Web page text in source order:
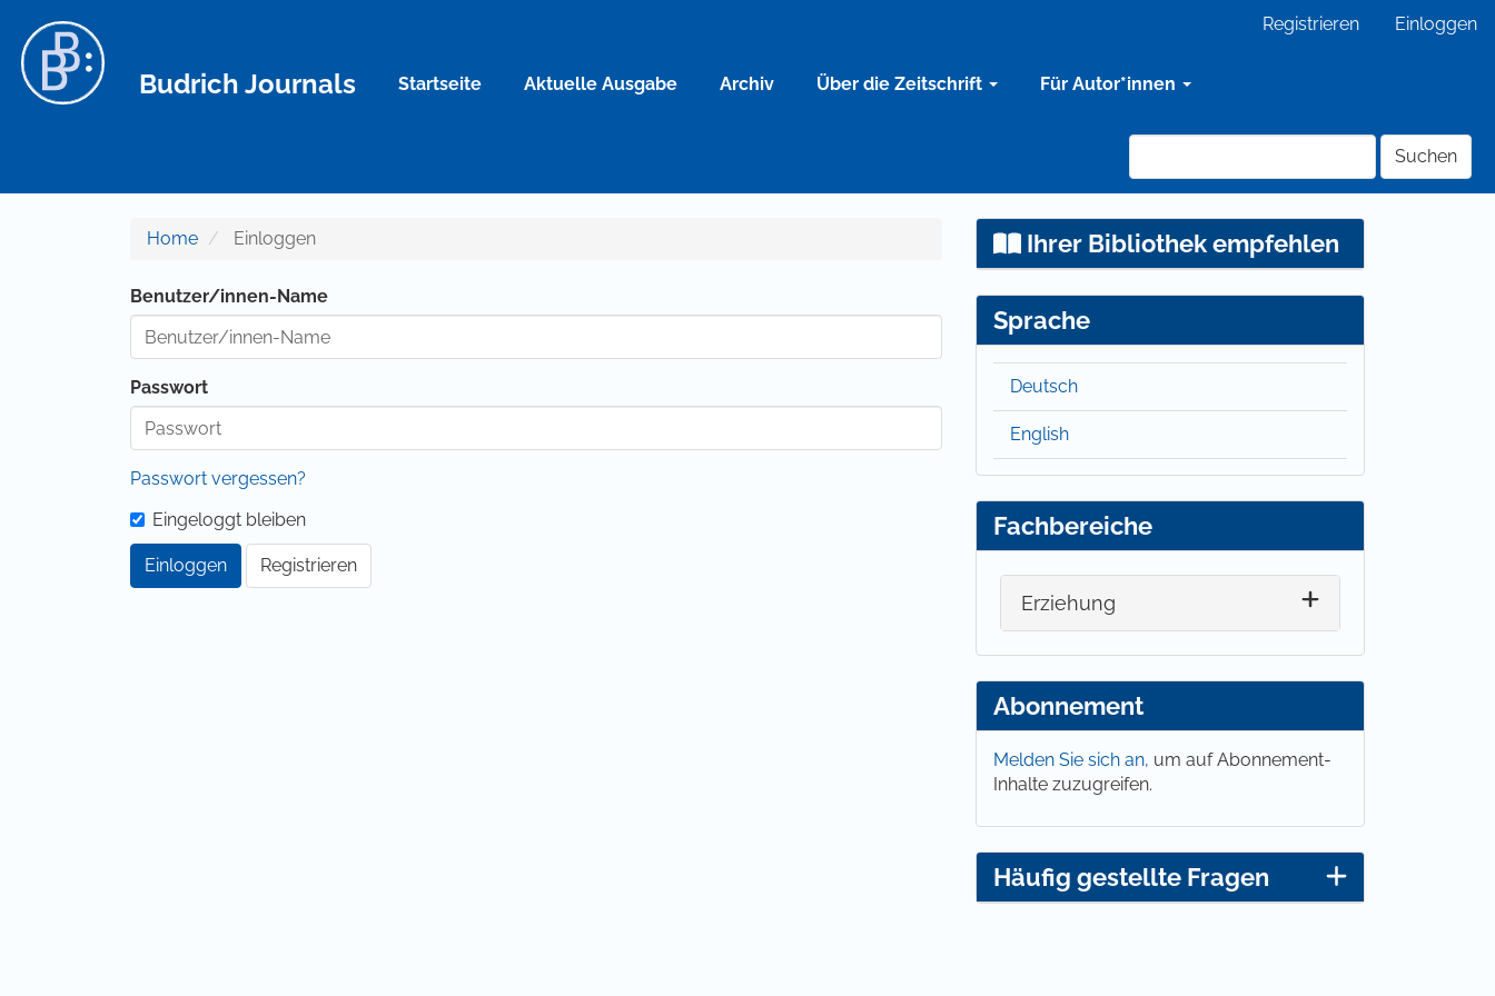
Hauptinhalt
Sidebar
Registrieren Einloggen
Budrich Journals Startseite Aktuelle Ausgabe Archiv Über die Zeitschrift Für Autor*innen
Suchen
Home Einloggen
Benutzer/innen-Name
Passwort
Passwort vergessen?
Eingeloggt bleiben
Einloggen Registrieren
Ihrer Bibliothek empfehlen
Sprache
Deutsch
English
Fachbereiche
Erziehung
Abonnement
Melden Sie sich an, um auf Abonnement-
Inhalte zuzugreifen.
Häufig gestellte Fragen